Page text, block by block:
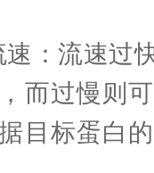
流速过快
而过慢则
目标蛋白